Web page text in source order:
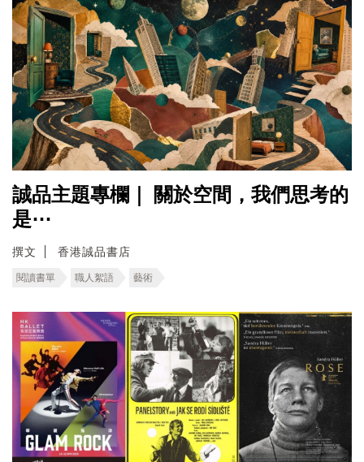
誠品主題專欄｜ ​關於空間，我們思考的
是⋯
撰文 香港誠品書店
閱讀書單 職人絮語 藝術